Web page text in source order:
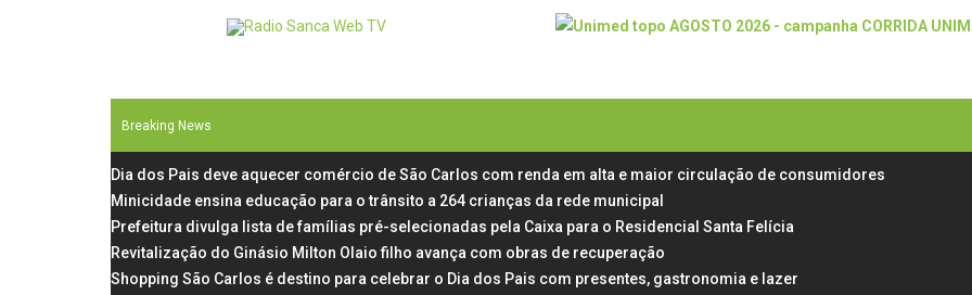
Breaking News
Dia dos Pais deve aquecer comércio de São Carlos com renda em alta e maior circulação de consumidores
Minicidade ensina educação para o trânsito a 264 crianças da rede municipal
Prefeitura divulga lista de famílias pré-selecionadas pela Caixa para o Residencial Santa Felícia
Revitalização do Ginásio Milton Olaio filho avança com obras de recuperação
Shopping São Carlos é destino para celebrar o Dia dos Pais com presentes, gastronomia e lazer